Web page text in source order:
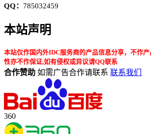
QQ： 785032459
本站声明
本站仅作国内外IDC服务商的产品信息分享，不作
性亦不作保证,如有侵权或异议请QQ联系
合作赞助 如需广告合作请联系 联系我们
360